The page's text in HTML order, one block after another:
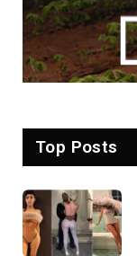
Top Posts